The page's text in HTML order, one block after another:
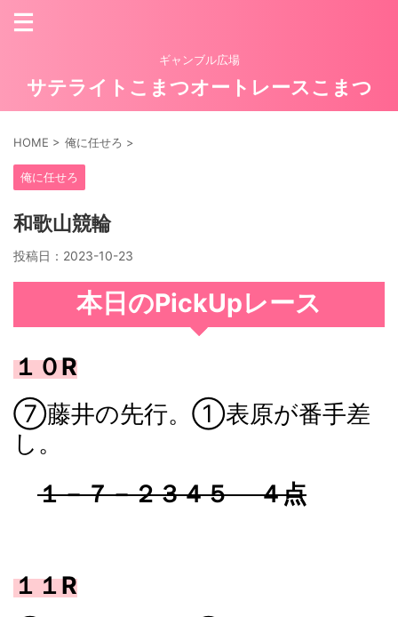
ギャンブル広場
サテライトこまつオートレースこまつ
HOME > 俺に任せろ >
俺に任せろ
和歌山競輪
投稿日： 2023-10-23
本日のPickUpレース
１０R
⑦藤井の先行。①表原が番手差
し。
１－７－２３４５ ４点
１１R